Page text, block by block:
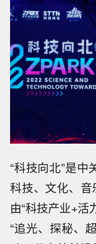
“科技向北”是
科技、文化、音
由“科技产业+活
“追光、探秘、